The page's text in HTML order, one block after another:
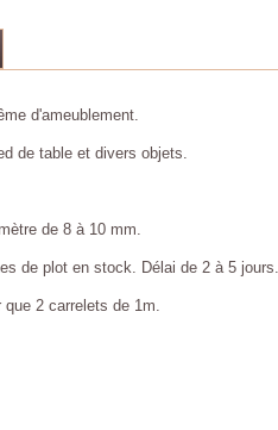
d'ameublement.
de table et divers objets.
de 8 à 10 mm.
de plot en stock. Délai de 2 à 5 jours.
2 carrelets de 1m.